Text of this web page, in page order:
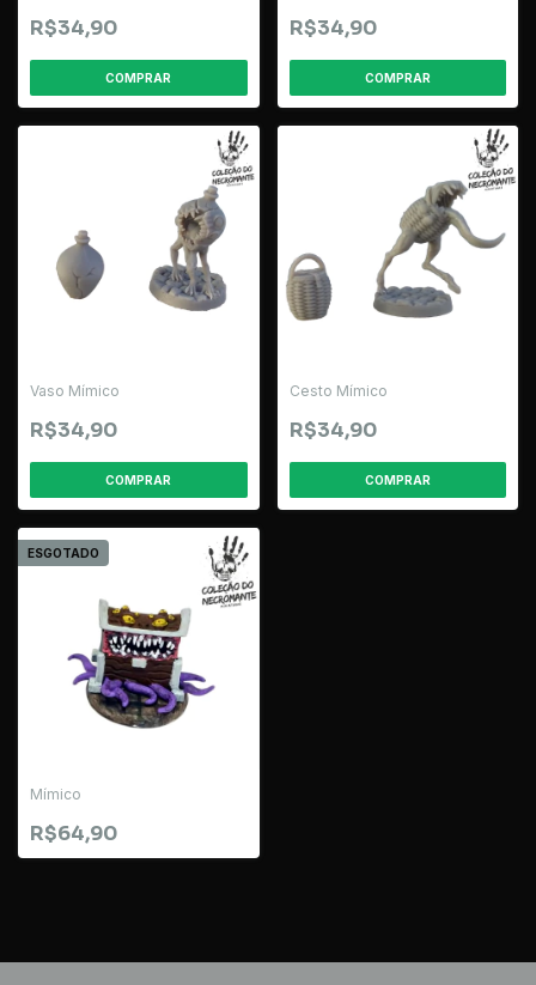
R$34,90 R$34,90
Vaso Mímico
R$34,90
Cesto Mímico
R$34,90
ESGOTADO
Mímico
R$64,90